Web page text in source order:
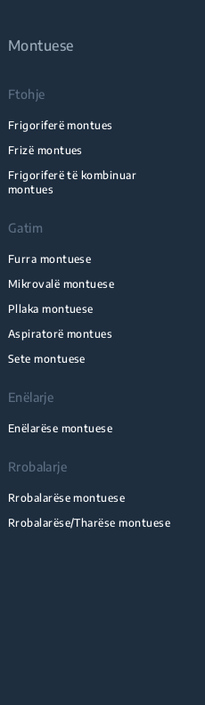
Montuese
Ftohje
Frigoriferë montues
Frizë montues
Frigoriferë të kombinuar
montues
Gatim
Furra montuese
Mikrovalë montuese
Pllaka montuese
Aspiratorë montues
Sete montuese
Enëlarje
Enëlarëse montuese
Rrobalarje
Rrobalarëse montuese
Rrobalarëse/Tharëse montuese